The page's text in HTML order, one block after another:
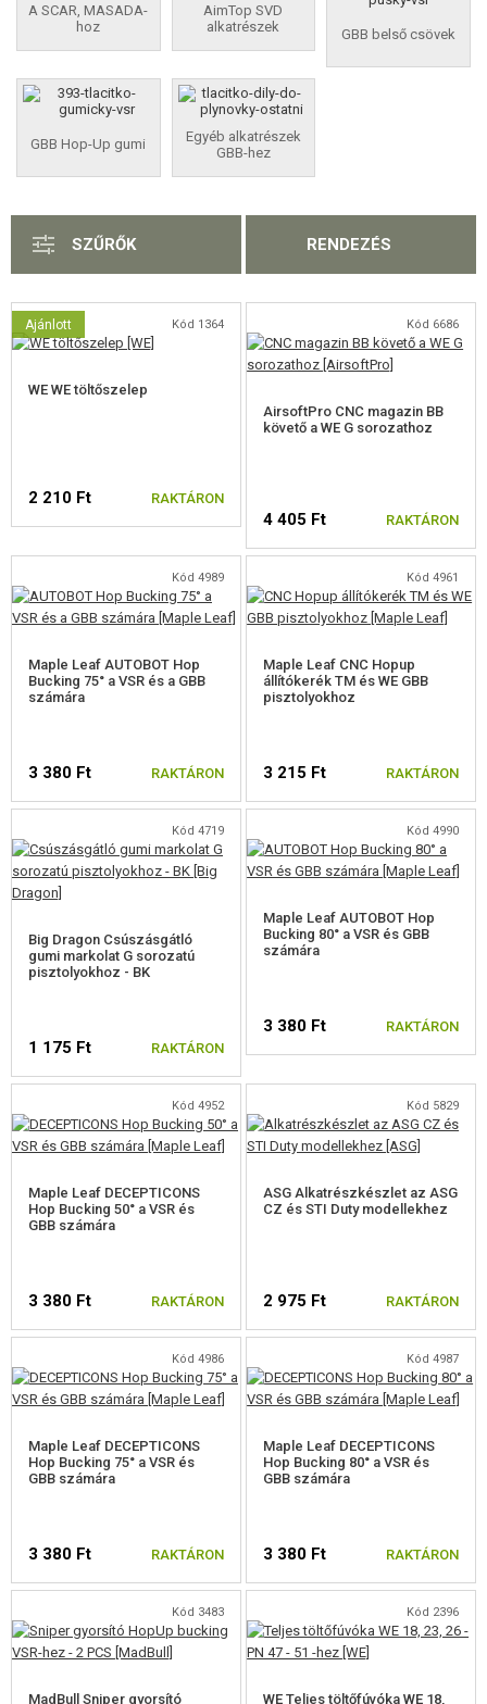
ELEKTROMOS FEGYVEREKHEZ - BELTÉRI
ELEKTROMOS FEGYVEREKHEZ - KÜLSŐ
A MESTERLÖVÉSZ PUSKÁNAK RÉSZEI
GÁZFEGYVEREK ALKATRÉSZEI
AAP-01 ALKATRÉSZEK
HICAPA, 1911 ALKATRÉSZEK
A TM HICAPA-HOZ
A CZ-HOZ
WE M4/M16, HK416 ALKATRÉSZEK
A KAC PDW-HEZ
AIMTOP SVD ALKATRÉSZEK
GBB BELSŐ CSÖVEK
GBB HOP-UP GUMI
HPA
ÖNVÉDELMI FELSZERELÉSEK, KÉPZÉS, KÉSEK
CÉLOK, LŐLAP
OUTDOOR, BUSHCRAFT
ÉLELMISZER
ÉPÍTŐKÉSZLETEK, MODELLEK
SÉRÜLT, HASZNÁLT ÁRUK
HÍREK
KEDVEZMÉNYEK
A SCAR, MASADA-
hoz
AimTop SVD
alkatrészek
GBB belső csövek
GBB Hop-Up gumi
Egyéb alkatrészek
GBB-hez
SZŰRŐK RENDEZÉS
Ajánlott Kód 1364
WE WE töltőszelep
2 210 Ft RAKTÁRON
Kód 6686
AirsoftPro CNC magazin BB
követő a WE G sorozathoz
4 405 Ft RAKTÁRON
Kód 4989
Maple Leaf AUTOBOT Hop
Bucking 75° a VSR és a GBB
számára
3 380 Ft RAKTÁRON
Kód 4961
Maple Leaf CNC Hopup
állítókerék TM és WE GBB
pisztolyokhoz
3 215 Ft RAKTÁRON
Kód 4719
Big Dragon Csúszásgátló
gumi markolat G sorozatú
pisztolyokhoz - BK
1 175 Ft RAKTÁRON
Kód 4990
Maple Leaf AUTOBOT Hop
Bucking 80° a VSR és GBB
számára
3 380 Ft RAKTÁRON
Kód 4952
Maple Leaf DECEPTICONS
Hop Bucking 50° a VSR és
GBB számára
3 380 Ft RAKTÁRON
Kód 5829
ASG Alkatrészkészlet az ASG
CZ és STI Duty modellekhez
2 975 Ft RAKTÁRON
Kód 4986
Maple Leaf DECEPTICONS
Hop Bucking 75° a VSR és
GBB számára
3 380 Ft RAKTÁRON
Kód 4987
Maple Leaf DECEPTICONS
Hop Bucking 80° a VSR és
GBB számára
3 380 Ft RAKTÁRON
Kód 3483
MadBull Sniper gyorsító
Kód 2396
WE Teljes töltőfúvóka WE 18,